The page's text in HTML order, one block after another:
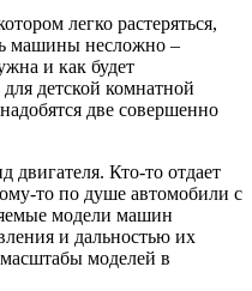
легко растеряться,
машины несложно –
и как будет
детской комнатной
две совершенно
двигателя. Кто-то отдает
то по душе автомобили с
модели машин
и дальностью их
моделей в